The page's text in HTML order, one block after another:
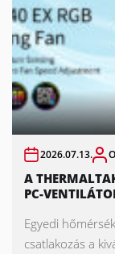
2026.07.13.
A
PC-
Egyedi
csatlakozás a